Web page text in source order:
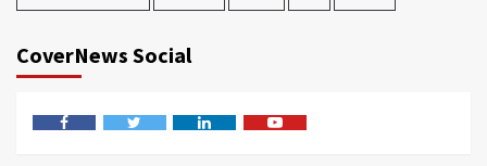
CoverNews Social